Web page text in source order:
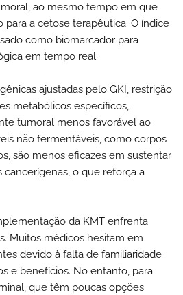
ao mesmo tempo em que
a cetose terapêutica. O índice
como biomarcador para
em tempo real.
ajustadas pelo GKI, restrição
metabólicos específicos,
tumoral menos favorável ao
não fermentáveis, como corpos
são menos eficazes em sustentar
o que reforça a
da KMT enfrenta
Muitos médicos hesitam em
devido à falta de familiaridade
e benefícios. No entanto, para
que têm poucas opções